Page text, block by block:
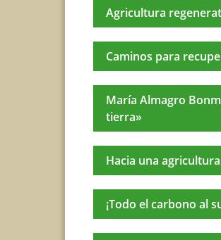
Agricultura
Caminos para
María Almagro
tierra»
Hacia una
¡Todo el carbono al